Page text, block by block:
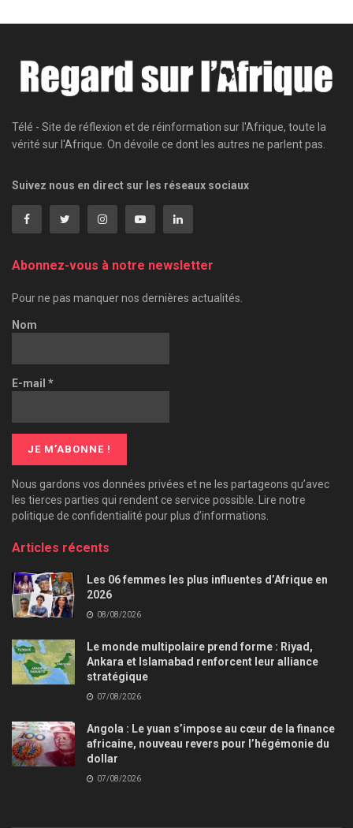
Télé - Site de réflexion et de réinformation sur l'Afrique, toute la
vérité sur l'Afrique. On dévoile ce dont les autres ne parlent pas.
Suivez nous en direct sur les réseaux sociaux
Abonnez-vous à notre newsletter
Pour ne pas manquer nos dernières actualités.
Nom
E-mail *
Nous gardons vos données privées et ne les partageons qu’avec
les tierces parties qui rendent ce service possible. Lire notre
politique de confidentialité pour plus d’informations.
Articles récents
Les 06 femmes les plus influentes d’Afrique en
2026
08/08/2026
Le monde multipolaire prend forme : Riyad,
Ankara et Islamabad renforcent leur alliance
stratégique
07/08/2026
Angola : Le yuan s’impose au cœur de la finance
africaine, nouveau revers pour l’hégémonie du
dollar
07/08/2026